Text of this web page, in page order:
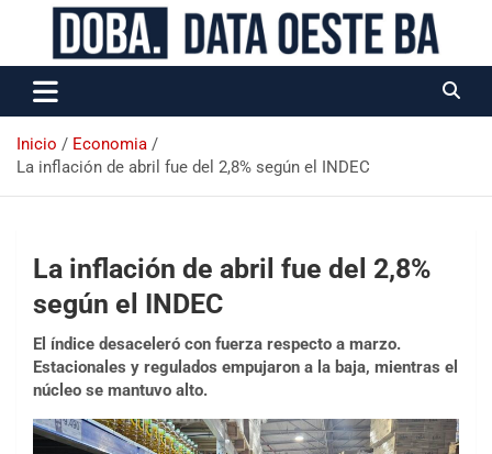
Data Oeste BA
Inicio
Economia
La inflación de abril fue del 2,8% según el INDEC
La inflación de abril fue del 2,8%
según el INDEC
El índice desaceleró con fuerza respecto a marzo.
Estacionales y regulados empujaron a la baja, mientras el
núcleo se mantuvo alto.